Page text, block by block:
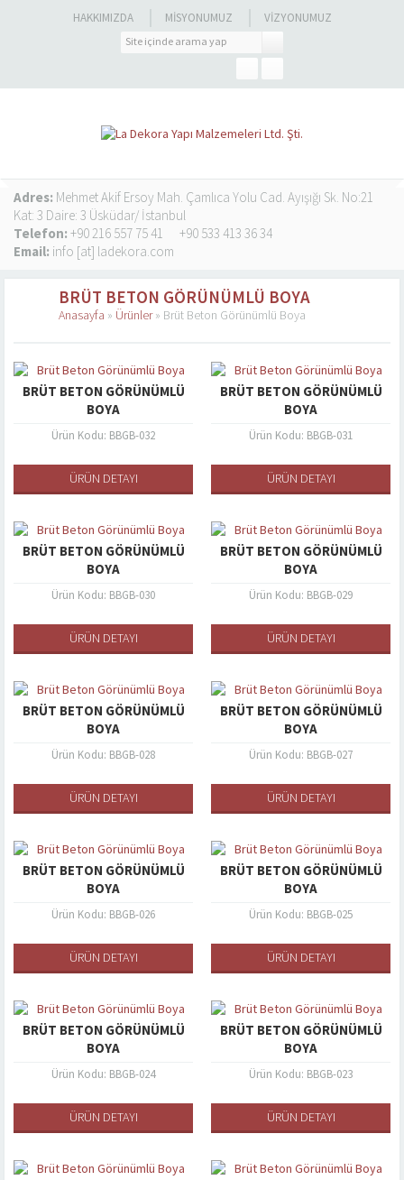
HAKKIMIZDA MISYONUMUZ VIZYONUMUZ
Adres: Mehmet Akif Ersoy Mah. Çamlıca Yolu Cad. Ayışığı Sk. No:21
Kat: 3 Daire: 3 Üsküdar/ İstanbul
Telefon: +90 216 557 75 41
+90 533 413 36 34
Email: info [at] ladekora.com
BRÜT BETON GÖRÜNÜMLÜ BOYA
Anasayfa » Ürünler» Brüt Beton Görünümlü Boya
BRÜT BETON GÖRÜNÜMLÜ
BOYA
Ürün Kodu: BBGB-032
ÜRÜN DETAYI
BRÜT BETON GÖRÜNÜMLÜ
BOYA
Ürün Kodu: BBGB-031
ÜRÜN DETAYI
BRÜT BETON GÖRÜNÜMLÜ
BOYA
Ürün Kodu: BBGB-030
ÜRÜN DETAYI
BRÜT BETON GÖRÜNÜMLÜ
BOYA
Ürün Kodu: BBGB-029
ÜRÜN DETAYI
BRÜT BETON GÖRÜNÜMLÜ
BOYA
Ürün Kodu: BBGB-028
ÜRÜN DETAYI
BRÜT BETON GÖRÜNÜMLÜ
BOYA
Ürün Kodu: BBGB-027
ÜRÜN DETAYI
BRÜT BETON GÖRÜNÜMLÜ
BOYA
Ürün Kodu: BBGB-026
ÜRÜN DETAYI
BRÜT BETON GÖRÜNÜMLÜ
BOYA
Ürün Kodu: BBGB-025
ÜRÜN DETAYI
BRÜT BETON GÖRÜNÜMLÜ
BOYA
Ürün Kodu: BBGB-024
ÜRÜN DETAYI
BRÜT BETON GÖRÜNÜMLÜ
BOYA
Ürün Kodu: BBGB-023
ÜRÜN DETAYI